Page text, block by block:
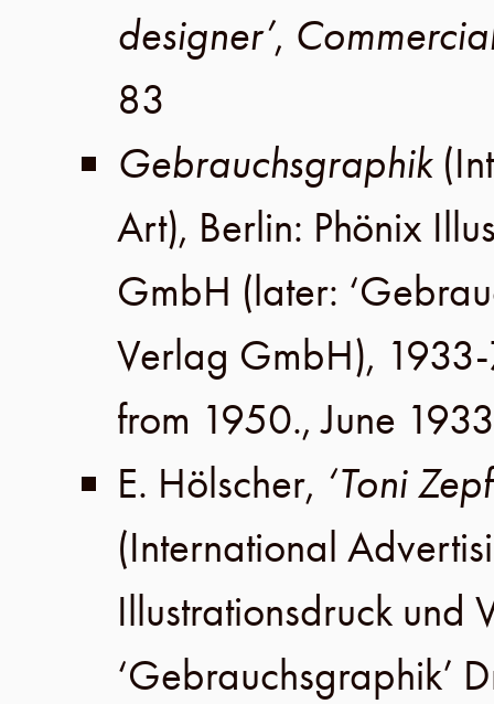
designer’,
83
Gebrauchsgraphik
Art), Berlin: Phönix
GmbH (later:
Verlag GmbH),
from 1950.,June
E. Hölscher, ‘Toni
(International
Illustrationsdruck und
‘Gebrauchsgraphik’